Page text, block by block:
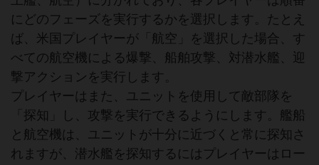
にどのフェーズを実行するかを選択します。たとえ
ば、米国プレイヤーが「航空」を選択した場合、す
べての航空機による爆撃、船舶攻撃、対潜水艦、迎
撃アクションを実行します。
プレイヤーはまた、ユニットを使用して敵部隊を
「探知」し、攻撃を実行できるようにします。艦船
と航空機は、ユニットが十分に近づくと常に探知さ
れますが、潜水艦を探知するにはプレイヤーはロー